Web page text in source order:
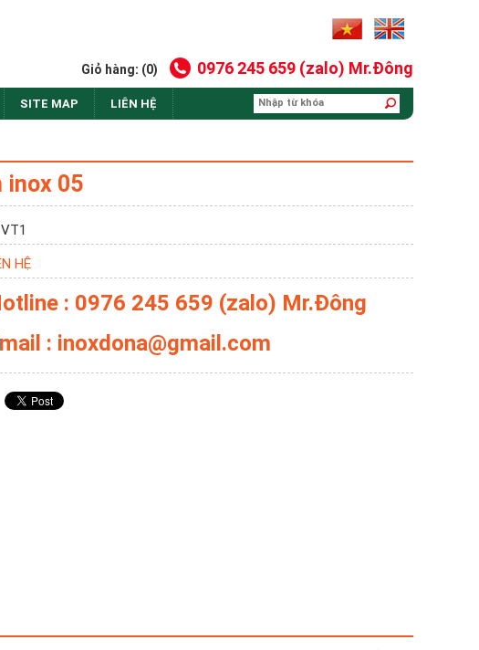
Giỏ hàng: (0) 0976 245 659 (zalo) Mr.Đông
SITE MAP LIÊN HỆ
inox 05
HỆ
: 0976 245 659 (zalo) Mr.Đông
: inoxdona@gmail.com